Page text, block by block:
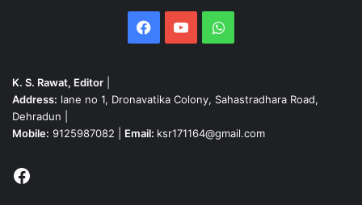
Facebook
YouTubeWhatsApp
K. S. Rawat, Editor
Address: lane no 1, Dronavatika Colony, Sahastradhara Road,
Dehradun |
Mobile: 9125987082 | Email: ksr171164@gmail.com
Facebook